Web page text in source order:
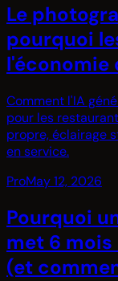
Le
pourquoi
l'économie
Comment l'IA
pour les
propre, éclairage
en service.
ProMay 12, 2026
Pourquoi
met 6 mois
(et